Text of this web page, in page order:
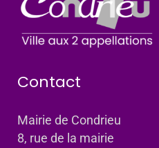
Contact
Mairie de Condrieu
8, rue de la mairie